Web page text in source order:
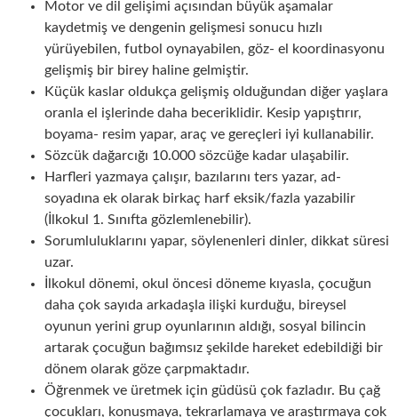
Motor ve dil gelişimi açısından büyük aşamalar
kaydetmiş ve dengenin gelişmesi sonucu hızlı
yürüyebilen, futbol oynayabilen, göz- el koordinasyonu
gelişmiş bir birey haline gelmiştir.
Küçük kaslar oldukça gelişmiş olduğundan diğer yaşlara
oranla el işlerinde daha beceriklidir. Kesip yapıştırır,
boyama- resim yapar, araç ve gereçleri iyi kullanabilir.
Sözcük dağarcığı 10.000 sözcüğe kadar ulaşabilir.
Harfleri yazmaya çalışır, bazılarını ters yazar, ad-
soyadına ek olarak birkaç harf eksik/fazla yazabilir
(İlkokul 1. Sınıfta gözlemlenebilir).
Sorumluluklarını yapar, söylenenleri dinler, dikkat süresi
uzar.
İlkokul dönemi, okul öncesi döneme kıyasla, çocuğun
daha çok sayıda arkadaşla ilişki kurduğu, bireysel
oyunun yerini grup oyunlarının aldığı, sosyal bilincin
artarak çocuğun bağımsız şekilde hareket edebildiği bir
dönem olarak göze çarpmaktadır.
Öğrenmek ve üretmek için güdüsü çok fazladır. Bu çağ
çocukları, konuşmaya, tekrarlamaya ve araştırmaya çok